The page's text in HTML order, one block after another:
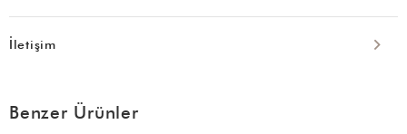
İletişim
Benzer Ürünler